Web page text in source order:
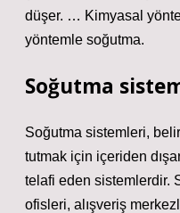
düşer. … Kimyasal
yöntemle soğutma.
Soğutma
Soğutma sistemleri,
tutmak için içeriden
telafi eden sistemlerdir.
ofisleri, alışveriş